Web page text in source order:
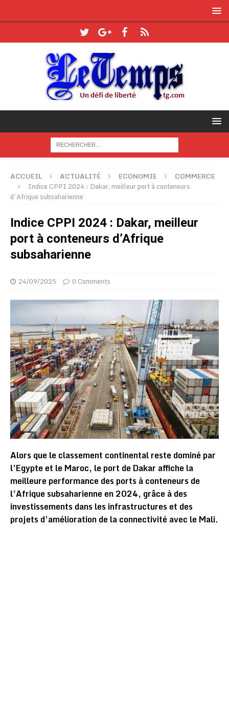
ACCUEIL ACTUALITÉ ECONOMIE
COMMERCE
Indice CPPI 2024 : Dakar, meilleur port à conteneurs
d’Afrique subsaharienne
Indice CPPI 2024 : Dakar, meilleur
port à conteneurs d’Afrique
subsaharienne
24/09/2025 0 Comments
Alors que le classement continental reste dominé par
l’Egypte et le Maroc, le port de Dakar affiche la
meilleure performance des ports à conteneurs de
l’Afrique subsaharienne en 2024, grâce à des
investissements dans les infrastructures et des
projets d’amélioration de la connectivité avec le Mali.